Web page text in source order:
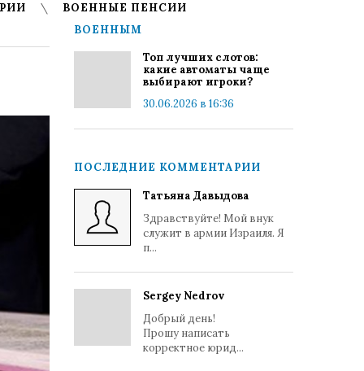
ВОЕННЫЕ ПЕНСИИ
ВОЕННЫМ
Топ лучших слотов:
какие автоматы чаще
выбирают игроки?
30.06.2026 в 16:36
ПОСЛЕДНИЕ КОММЕНТАРИИ
Татьяна Давыдова
Здравствуйте! Мой внук
служит в армии Израиля. Я
п...
Sergey Nedrov
Добрый день!
Прошу написать
корректное юрид...